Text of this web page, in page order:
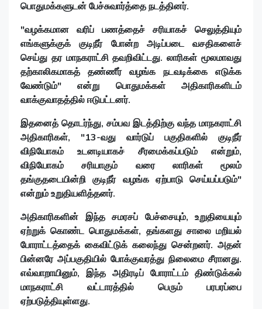
பொதுமக்களுடன் பேச்சுவார்த்தை நடத்தினர்.
"வழக்கமான வரிப் பணத்தைச் சரியாகச் செலுத்தியும்
எங்களுக்குக் குடிநீர் போன்ற அடிப்படை வசதிகளைச்
செய்து தர மாநகராட்சி தவறிவிட்டது. லாரிகள் மூலமாவது
தற்காலிகமாகத் தண்ணீர் வழங்க நடவடிக்கை எடுக்க
வேண்டும்" என்று பொதுமக்கள் அதிகாரிகளிடம்
வாக்குவாதத்தில் ஈடுபட்டனர்.
இதனைத் தொடர்ந்து, சம்பவ இடத்திற்கு வந்த மாநகராட்சி
அதிகாரிகள், "13-வது வார்டுப் பகுதிகளில் குடிநீர்
விநியோகம் உடனடியாகச் சீரமைக்கப்படும் என்றும்,
விநியோகம் சரியாகும் வரை லாரிகள் மூலம்
தங்குதடையின்றி குடிநீர் வழங்க ஏற்பாடு செய்யப்படும்"
என்றும் உறுதியளித்தனர்.
அதிகாரிகளின் இந்த சமரசப் பேச்சையும், உறுதியையும்
ஏற்றுக் கொண்ட பொதுமக்கள், தங்களது சாலை மறியல்
போராட்டத்தைக் கைவிட்டுக் கலைந்து சென்றனர். அதன்
பின்னரே அப்பகுதியில் போக்குவரத்து நிலைமை சீரானது.
எவ்வாறாயினும், இந்த அதிரடிப் போராட்டம் திண்டுக்கல்
மாநகராட்சி வட்டாரத்தில் பெரும் பரபரப்பை
ஏற்படுத்தியுள்ளது.